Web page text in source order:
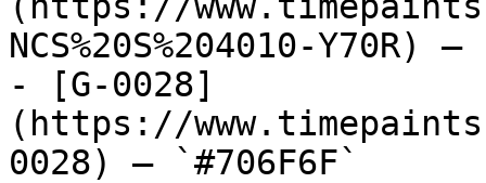
NCS%20S%204010-Y70R)
- [G-0028]
(https://
0028) — `#706F6F`